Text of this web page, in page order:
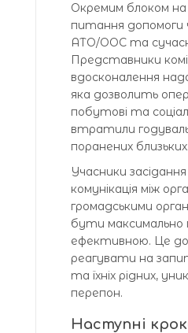
Окремим блоком на
питання допомоги
АТО/ООС та
Представники
вдосконалення
яка дозволить
побутові та
втратили
поранених близьких.
Учасники
комунікація між
громадськими
бути
ефективною. Це
реагувати на
та їхніх рідних,
перепон.
Наступні